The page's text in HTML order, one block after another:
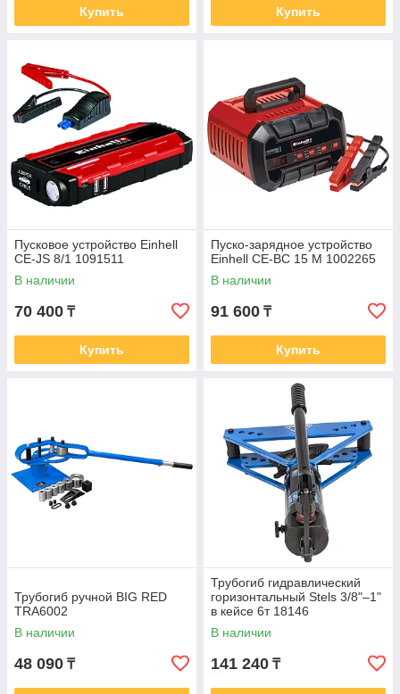
Купить Купить
Пусковое устройство Einhell
CE-JS 8/1 1091511
В наличии
70 400 ₸
Купить
Пуско-зарядное устройство
Einhell CE-BC 15 M 1002265
В наличии
91 600 ₸
Купить
Трубогиб ручной BIG RED
TRA6002
В наличии
48 090 ₸
Трубогиб гидравлический
горизонтальный Stels 3/8"–1"
в кейсе 6т 18146
В наличии
141 240 ₸